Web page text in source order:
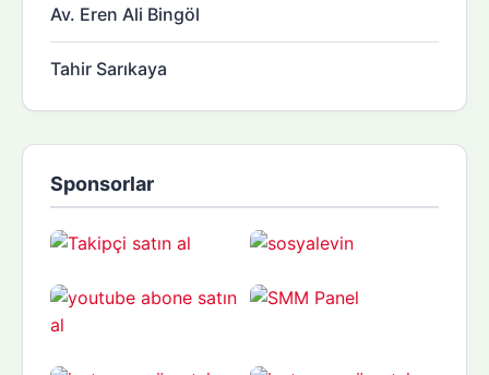
Av. Eren Ali Bingöl
Tahir Sarıkaya
Sponsorlar